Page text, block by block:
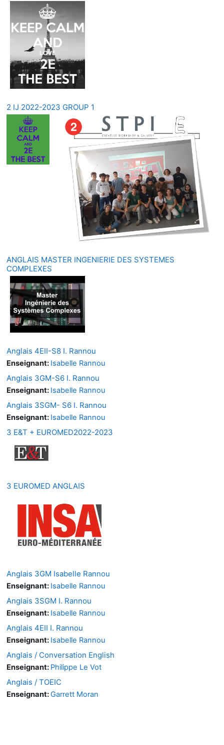
2 IJ 2022-2023 GROUP 1
ANGLAIS MASTER INGENIERIE DES SYSTEMES
COMPLEXES
Anglais 4EII-S8 I. Rannou
Enseignant: Isabelle Rannou
Anglais 3GM-S6 I. Rannou
Enseignant: Isabelle Rannou
Anglais 3SGM- S6 I. Rannou
Enseignant: Isabelle Rannou
3 E&T + EUROMED2022-2023
3 EUROMED ANGLAIS
Anglais 3GM Isabelle Rannou
Enseignant: Isabelle Rannou
Anglais 3SGM I. Rannou
Enseignant: Isabelle Rannou
Anglais 4EII I. Rannou
Enseignant: Isabelle Rannou
Anglais / Conversation English
Enseignant: Philippe Le Vot
Anglais / TOEIC
Enseignant:Garrett Moran